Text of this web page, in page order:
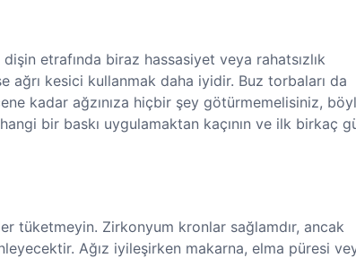
etrafında biraz hassasiyet veya rahatsızlık
ağrı kesici kullanmak daha iyidir. Buz torbaları da
kadar ağzınıza hiçbir şey götürmemelisiniz,
bir baskı uygulamaktan kaçının ve ilk birkaç
tüketmeyin. Zirkonyum kronlar sağlamdır, ancak
Ağız iyileşirken makarna, elma püresi